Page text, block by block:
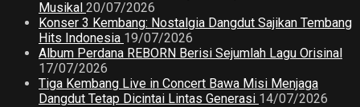
Musikal 20/07/2026
Konser 3 Kembang: Nostalgia Dangdut Sajikan Tembang
Hits Indonesia 19/07/2026
Album Perdana REBORN Berisi Sejumlah Lagu Orisinal
17/07/2026
Tiga Kembang Live in Concert Bawa Misi Menjaga
Dangdut Tetap Dicintai Lintas Generasi 14/07/2026